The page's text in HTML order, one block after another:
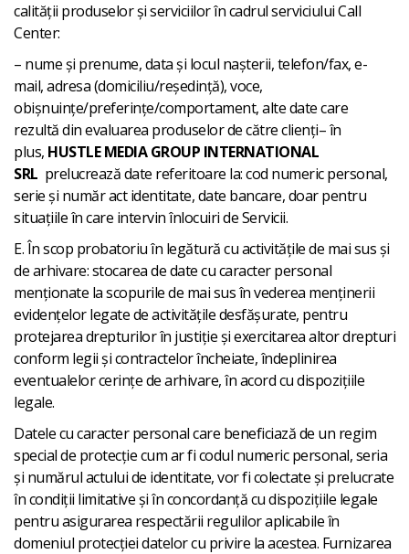
calității produselor și serviciilor în cadrul serviciului Call
Center:
– nume și prenume, data și locul nașterii, telefon/fax, e-
mail, adresa (domiciliu/reședință), voce,
obișnuințe/preferințe/comportament, alte date care
rezultă din evaluarea produselor de către clienți– în
plus, HUSTLE MEDIA GROUP INTERNATIONAL
SRL prelucrează date referitoare la: cod numeric personal,
serie și număr act identitate, date bancare, doar pentru
situațiile în care intervin înlocuiri de Servicii.
E. În scop probatoriu în legătură cu activitățile de mai sus și
de arhivare: stocarea de date cu caracter personal
menționate la scopurile de mai sus în vederea menținerii
evidențelor legate de activitățile desfășurate, pentru
protejarea drepturilor în justiție și exercitarea altor drepturi
conform legii și contractelor încheiate, îndeplinirea
eventualelor cerințe de arhivare, în acord cu dispozițiile
legale.
Datele cu caracter personal care beneficiază de un regim
special de protecție cum ar fi codul numeric personal, seria
și numărul actului de identitate, vor fi colectate și prelucrate
în condiții limitative și în concordanță cu dispozițiile legale
pentru asigurarea respectării regulilor aplicabile în
domeniul protecției datelor cu privire la acestea. Furnizarea